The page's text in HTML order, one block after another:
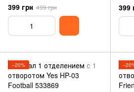
399 грн 499 грн 399
−20%